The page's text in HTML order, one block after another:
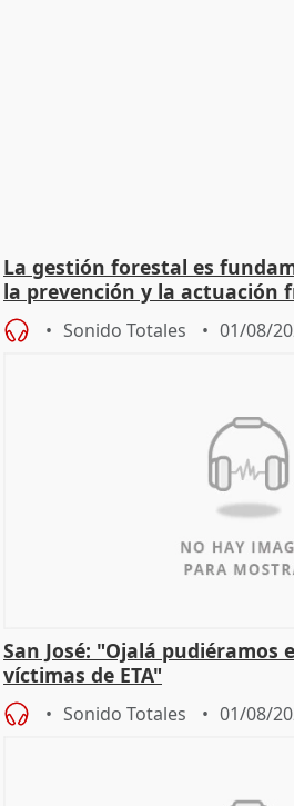
La gestión forestal es
la prevención y la actuación
Sonido Totales 01/08/
San José: "Ojalá pudiéramos
víctimas de ETA"
Sonido Totales 01/08/